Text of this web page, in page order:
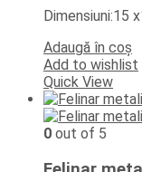
Dimensiuni:15
Adaugă în coș
Add to wishlist
Quick View
0 out of 5